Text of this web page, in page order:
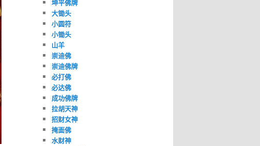
坤平佛牌
大锄头
小圆符
小锄头
山羊
崇迪佛
崇迪佛牌
必打佛
必达佛
成功佛牌
拉胡天神
招财女神
掩面佛
水财神